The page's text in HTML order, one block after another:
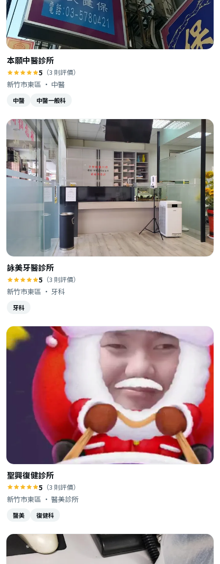
本願中醫診所
5 （3 則評價）
新竹市東區 · 中醫
中醫 中醫一般科
詠美牙醫診所
5 （3 則評價）
新竹市東區 · 牙科
牙科
聖興復健診所
5 （3 則評價）
新竹市東區 · 醫美診所
醫美 復健科